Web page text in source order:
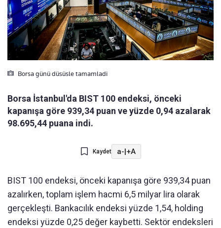
Borsa günü düsüsle tamamladi
Borsa İstanbul'da BIST 100 endeksi, önceki
kapanışa göre 939,34 puan ve yüzde 0,94 azalarak
98.695,44 puana indi.
Kaydet a-|+A
BIST 100 endeksi, önceki kapanışa göre 939,34 puan
azalırken, toplam işlem hacmi 6,5 milyar lira olarak
gerçekleşti. Bankacılık endeksi yüzde 1,54, holding
endeksi yüzde 0,25 değer kaybetti. Sektör endeksleri